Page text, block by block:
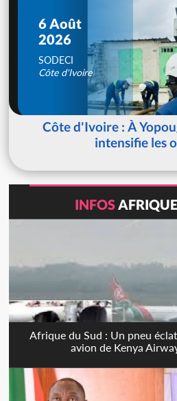
6 Août
2026
SODECI
Côte d'Ivoire
Côte d'Ivoire : À
intensifie les
INFOS
Afrique du Sud : Un pneu
avion de Kenya